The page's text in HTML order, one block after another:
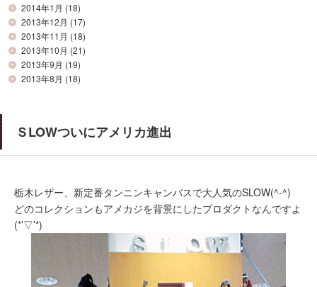
2014年1月 (18)
2013年12月 (17)
2013年11月 (18)
2013年10月 (21)
2013年9月 (19)
2013年8月 (18)
ＳLOWついにアメリカ進出
栃木レザー、新定番タンニンキャンバスで大人気のSLOW(^-^)
どのコレクションもアメカジを背景にしたプロダクトなんですよ
(*’▽’*)